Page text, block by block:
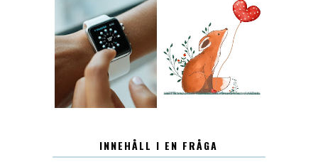
12.30 LUGN
INNEHÅLL I EN FRÅGA